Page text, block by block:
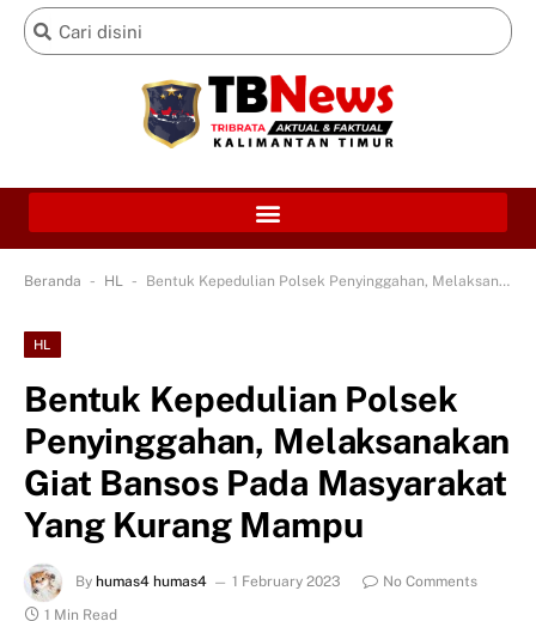
Beranda - HL - Bentuk Kepedulian Polsek Penyinggahan, Melaksanakan Giat Bansos Pada Masyarakat Yang Kurang Mampu
HL
Bentuk Kepedulian Polsek
Penyinggahan, Melaksanakan
Giat Bansos Pada Masyarakat
Yang Kurang Mampu
By humas4 humas4 1 February 2023
No Comments
1 Min Read